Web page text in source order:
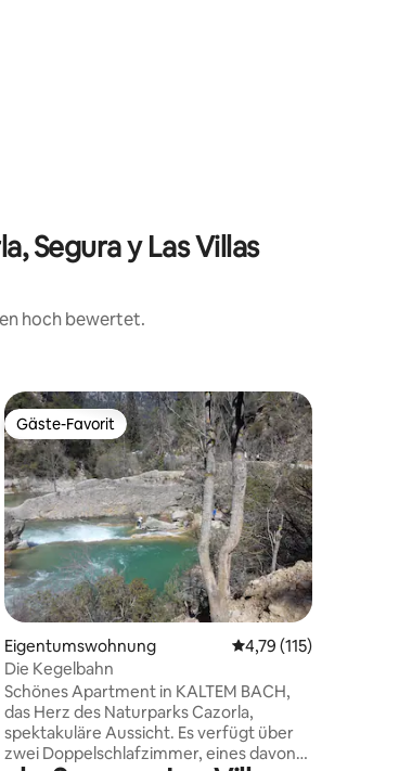
Segura y Las Villas
hoch bewertet.
Bewertung: 4,93 von 5, 134 Bewertungen
JA/001716.
Gäste-Favorit
Gäste-Favorit
Eigentumswohnung Durchschnittliche
4,79 (115)
Die Kegelbahn
Schönes Apartment in KALTEM BACH,
das Herz des Naturparks Cazorla,
spektakuläre Aussicht. Es verfügt über
zwei Doppelschlafzimmer, eines davon